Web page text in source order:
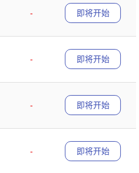
-
即将开始
-
即将开始
-
即将开始
-
即将开始